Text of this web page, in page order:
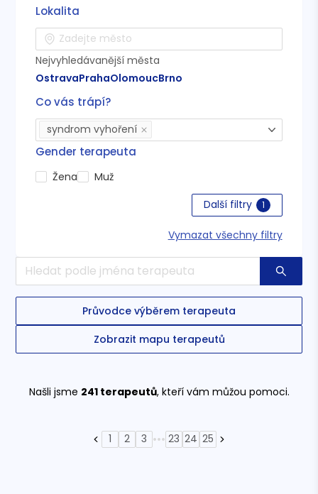
Průvodce výběrem terapeuta
Zobrazit mapu terapeutů
Lokalita
Nejvyhledávanější města
OstravaPrahaOlomoucBrno
Co vás trápí?
syndrom vyhoření
Gender terapeuta
Žena
Muž
Další filtry
1
Vymazat všechny filtry
Našli jsme 241terapeutů, kteří vám můžou pomoci.
1 2 3 ••• 23 24 25